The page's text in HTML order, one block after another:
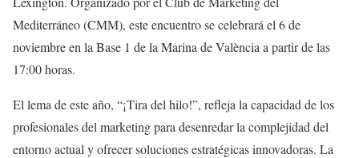
Mediterráneo (CMM), este encuentro se celebrará el 6 de
noviembre en la Base 1 de la Marina de València a partir de las
17:00 horas.
El lema de este año, “¡Tira del hilo!”, refleja la capacidad de los
profesionales del marketing para desenredar la complejidad del
entorno actual y ofrecer soluciones estratégicas innovadoras. La